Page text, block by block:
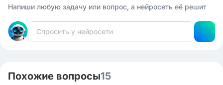
резервные копии данных вашей системы, чтобы в
случае атаки или сбоя можно было восстановить
информацию.
Напиши любую задачу или вопрос, а нейросеть её решит
Похожие вопросы15